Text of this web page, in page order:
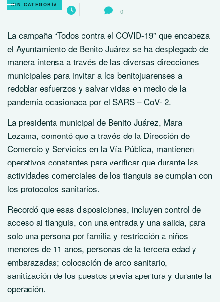
SIN CATEGORÍA
0
La campaña “Todos contra el COVID-19” que encabeza
el Ayuntamiento de Benito Juárez se ha desplegado de
manera intensa a través de las diversas direcciones
municipales para invitar a los benitojuarenses a
redoblar esfuerzos y salvar vidas en medio de la
pandemia ocasionada por el SARS – CoV- 2.
La presidenta municipal de Benito Juárez, Mara
Lezama, comentó que a través de la Dirección de
Comercio y Servicios en la Vía Pública, mantienen
operativos constantes para verificar que durante las
actividades comerciales de los tianguis se cumplan con
los protocolos sanitarios.
Recordó que esas disposiciones, incluyen control de
acceso al tianguis, con una entrada y una salida, para
solo una persona por familia y restricción a niños
menores de 11 años, personas de la tercera edad y
embarazadas; colocación de arco sanitario,
sanitización de los puestos previa apertura y durante la
operación.